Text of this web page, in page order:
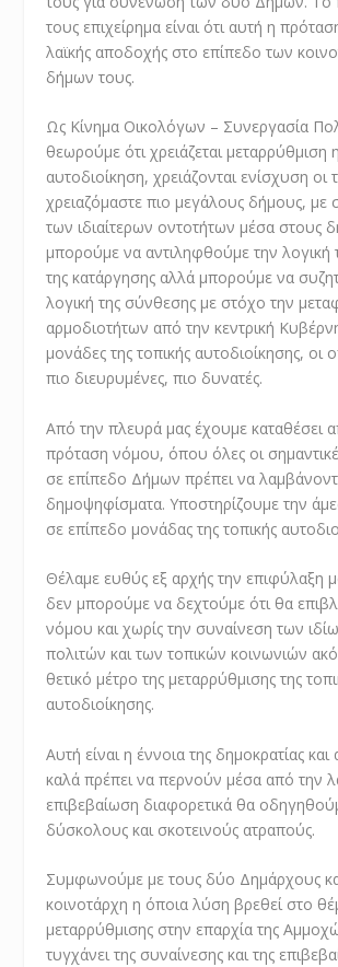
τους επιχείρημα είναι ότι αυτή η
λαϊκής αποδοχής στο επίπεδο των
δήμων τους.
Ως Κίνημα Οικολόγων – Συνεργασία
θεωρούμε ότι χρειάζεται μεταρρύθμιση
αυτοδιοίκηση, χρειάζονται ενίσχυση οι
χρειαζόμαστε πιο μεγάλους δήμους,
των ιδιαίτερων οντοτήτων μέσα στους
μπορούμε να αντιληφθούμε την λογική
της κατάργησης αλλά μπορούμε να
λογική της σύνθεσης με στόχο την
αρμοδιοτήτων από την κεντρική
μονάδες της τοπικής αυτοδιοίκησης, οι
πιο διευρυμένες, πιο δυνατές.
Από την πλευρά μας έχουμε καταθέσει
πρόταση νόμου, όπου όλες οι
σε επίπεδο Δήμων πρέπει να
δημοψηφίσματα. Υποστηρίζουμε την
σε επίπεδο μονάδας της τοπικής
Θέλαμε ευθύς εξ αρχής την επιφύλαξη
δεν μπορούμε να δεχτούμε ότι θα
νόμου και χωρίς την συναίνεση των
πολιτών και των τοπικών κοινωνιών
θετικό μέτρο της μεταρρύθμισης της
αυτοδιοίκησης.
Αυτή είναι η έννοια της δημοκρατίας και
καλά πρέπει να περνούν μέσα από την
επιβεβαίωση διαφορετικά θα
δύσκολους και σκοτεινούς ατραπούς.
Συμφωνούμε με τους δύο Δημάρχους
κοινοτάρχη η όποια λύση βρεθεί στο
μεταρρύθμισης στην επαρχία της
τυγχάνει της συναίνεσης και της